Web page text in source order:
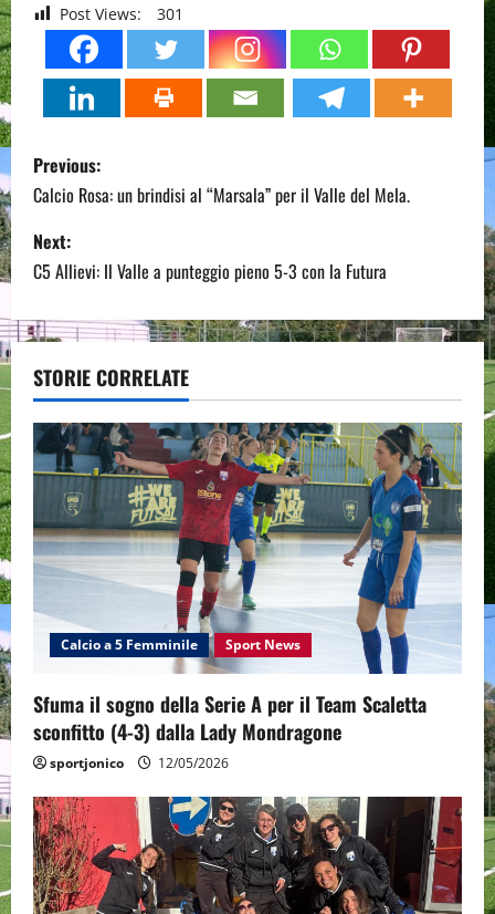
Post Views: 301
P
o
s
t
n
a
v
i
g
a
t
o
n
Previous:
Calcio Rosa: un brindisi al “Marsala” per il Valle del Mela.
Next:
C5 Allievi: Il Valle a punteggio pieno 5-3 con la Futura
STORIE CORRELATE
Calcio a 5 Femminile Sport News
Sfuma il sogno della Serie A per il Team Scaletta
sconfitto (4-3) dalla Lady Mondragone
sportjonico 12/05/2026